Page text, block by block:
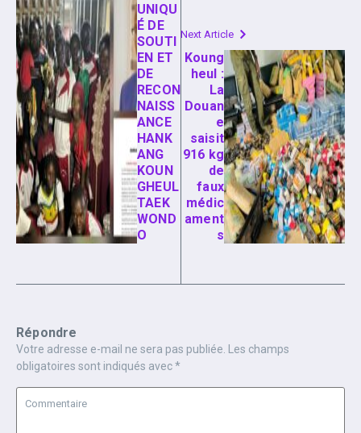
UNIQU
É DE
SOUTI
EN ET
DE
RECON
NAISS
ANCE
HANK
ANG
KOUN
GHEUL
TAEK
WOND
O
Next Article
Koung
heul :
La
Douan
e
saisit
916 kg
de
faux
médic
ament
s
Répondre
Votre adresse e-mail ne sera pas publiée. Les champs
obligatoires sont indiqués avec*